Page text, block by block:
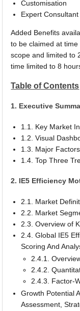
Customisation
Expert
Added Benefits
to be claimed at
scope and limited to
time limited to 8
Table of Contents
1. Executive
1.1. Key Market
1.2. Visual
1.3. Major
1.4. Top Three
2. IE5 Efficiency
2.1. Market
2.2. Market
2.3. Overview of
2.4. Global IE5
Scoring And
2.4.1.
2.4.2.
2.4.3. Factor-
Growth Potential
Assessment,